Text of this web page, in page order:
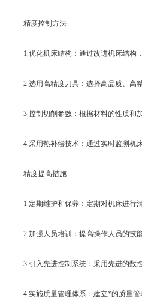
精度控制方法
1.优化机床结构：通过改进机床结构，
2.选用高精度刀具：选择高品质、高
3.控制切削参数：根据材料的性质和加
4.采用热补偿技术：通过实时监测机床
精度提高措施
1.定期维护和保养：定期对机床进行
2.加强人员培训：提高操作人员的技
3.引入先进控制系统：采用先进的数
4.实施质量管理体系：建立*的质量管